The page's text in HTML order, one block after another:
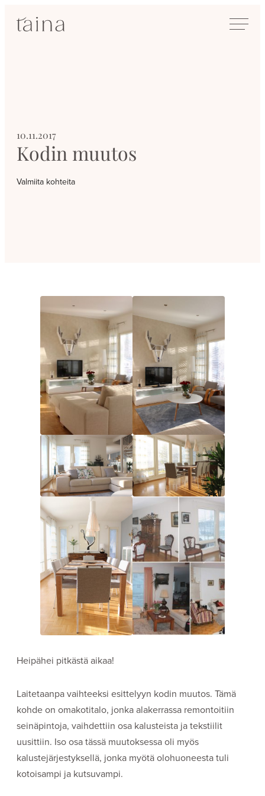
suoraan
SisustusTaina
10.11.2017
Kodin muutos
Valmiita kohteita
Heipähei pitkästä aikaa!
Laitetaanpa vaihteeksi esittelyyn kodin muutos. Tämä
kohde on omakotitalo, jonka alakerrassa remontoitiin
seinäpintoja, vaihdettiin osa kalusteista ja tekstiilit
uusittiin. Iso osa tässä muutoksessa oli myös
kalustejärjestyksellä, jonka myötä olohuoneesta tuli
kotoisampi ja kutsuvampi.